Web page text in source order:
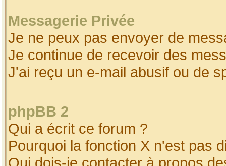
Messagerie Privée
Je ne peux pas envoyer de
Je continue de recevoir des
J'ai reçu un e-mail abusif ou de
phpBB 2
Qui a écrit ce forum ?
Pourquoi la fonction X n'est pas